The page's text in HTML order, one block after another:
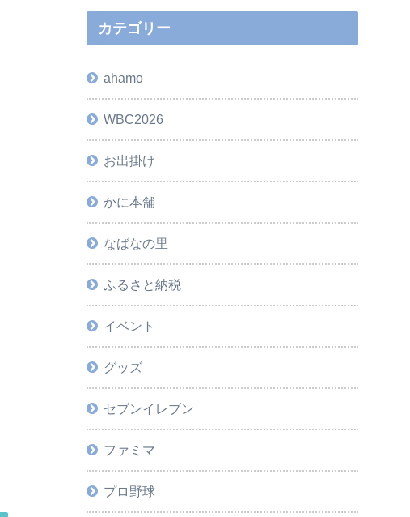
カテゴリー
ahamo
WBC2026
お出掛け
かに本舗
なばなの里
ふるさと納税
イベント
グッズ
セブンイレブン
ファミマ
プロ野球